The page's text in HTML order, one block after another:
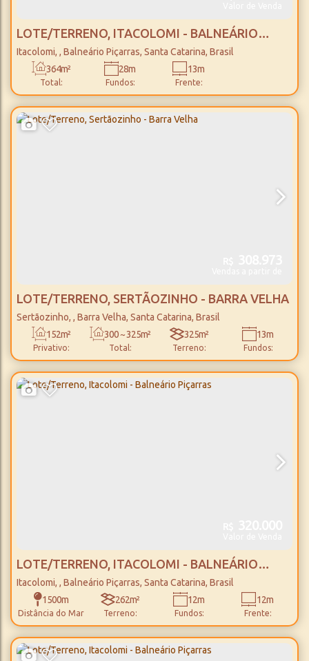
LOTE/TERRENO, ITACOLOMI - BALNEÁRIO
PIÇARRAS
Itacolomi , Balneário Piçarras, Santa Catarina, Brasil
Total:
364m²
Fundos:
28m
Frente:
13m
LOTE/TERRENO, SERTÃOZINHO - BARRA VELHA
Sertãozinho , Barra Velha, Santa Catarina, Brasil
Privativo:
152m²
Total:
300 ~ 325m²
Terreno:
325m²
Fundos:
13m
Frente:
13m
Lado Direito:
25m
Lado Esquerdo:
25m
LOTE/TERRENO, ITACOLOMI - BALNEÁRIO
PIÇARRAS
Itacolomi , Balneário Piçarras, Santa Catarina, Brasil
1500m
Distância do Mar Terreno:
262m²
Fundos:
12m
Frente:
12m
Lado Direito:
21m
Lado Esquerdo:
21m